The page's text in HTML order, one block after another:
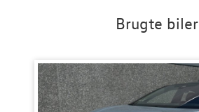
Brugte biler